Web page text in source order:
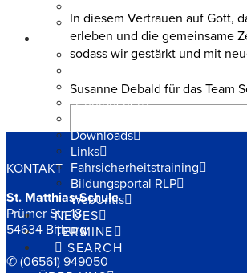
Schüler-Kunstblog
SERVICE
Kontakt
Schulanmeldung
Schulbücher
Downloads
Links
Fahrsicherheitstraining
Bildungsportal RLP
WebUntis
NEUES
TERMINE
SEARCH
In diesem Vertrauen auf Gott,
erleben und die gemeinsame
sodass wir gestärkt und mit
Susanne Debald für das Team
KONTAKT
St. Matthias-Schule
Prümer Str. 18
54634 Bitburg
✆ (06561) 949050